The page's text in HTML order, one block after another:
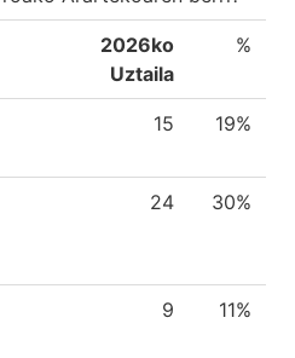
2026ko
Uztaila
%
15 19%
24 30%
9 11%